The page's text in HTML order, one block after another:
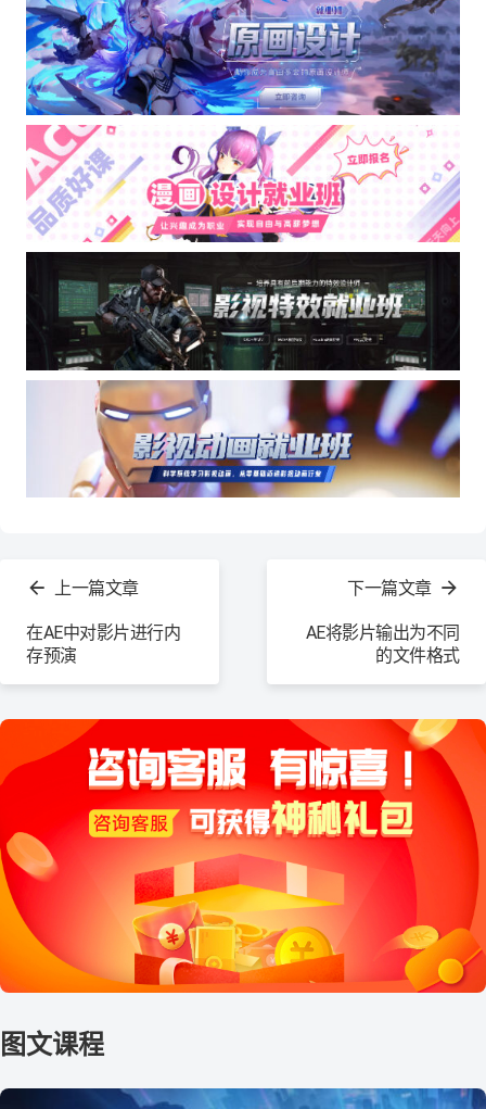
上一篇文章
在AE中对影片进行内
存预演
下一篇文章
AE将影片输出为不同
的文件格式